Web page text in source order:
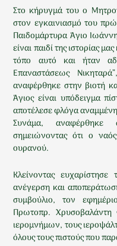
Στο κήρυγμά του ο
στον εγκαινιασμό του
Παιδομάρτυρα Άγιο
είναι παιδί της ιστορίας
τόπο αυτό και ήταν
Επαναστάσεως
αναφέρθηκε στην βιοτή
Άγιος είναι υπόδειγμα
αποτέλεσε φλόγα
Συνάμα, αναφέρθηκε
σημειώνοντας ότι ο
ουρανού.
Κλείνοντας
ανέγερση και
συμβούλιο, τον
Πρωτοπρ. Χρυσοβαλάντη
ιερομνήμων, τους
όλους τους πιστούς που